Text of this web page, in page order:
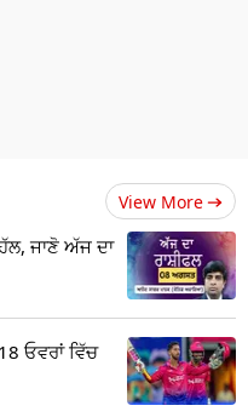
View More
ਜਾਣੋ ਅੱਜ ਦਾ
ਓਵਰਾਂ ਵਿੱਚ